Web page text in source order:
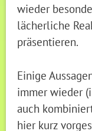
wieder
lächerliche
präsentieren.
Einige
immer wieder
auch
hier kurz